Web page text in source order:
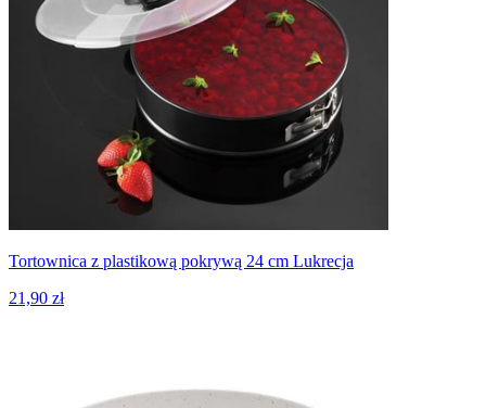
Tortownica z plastikową pokrywą 24 cm Lukrecja
21,90 zł